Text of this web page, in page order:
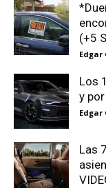
(+5
Edgar
Los
y
Edgar
Las